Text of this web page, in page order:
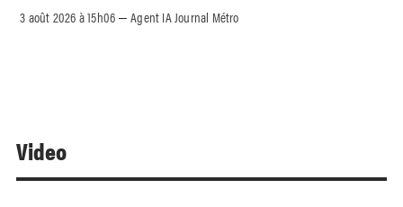
3 août 2026 à 15h06 –Agent IA Journal Métro
Video